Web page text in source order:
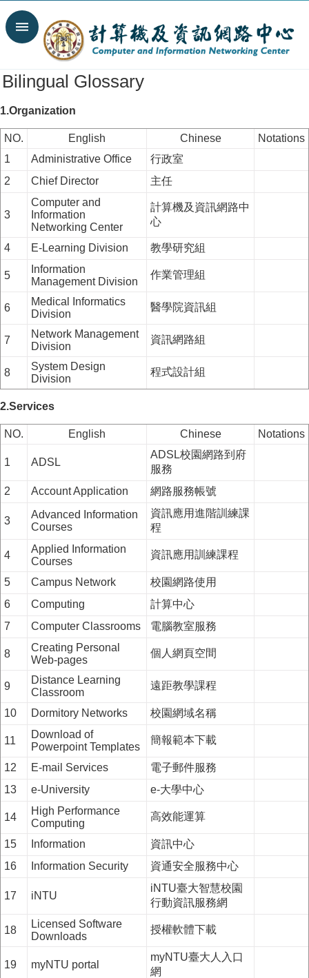
Skip to main content
Search
Advanced
Spotlight
About
C&INC
Organization
Our
Services
Information
security
Contact
Bilingual Glossary
1.Organization
NO. English Chinese
Notations
1
Administrative Office
行政室
2
Chief Director 主任
3
Computer and
Information
Networking Center
計算機及資訊網路中
心
4 E-Learning Division 教學研究組
5
Information
Management Division
作業管理組
6
Medical Informatics
Division
醫學院資訊組
7
Network Management
Division
資訊網路組
8
System Design
Division
程式設計組
2.Services
NO. English Chinese Notations
1 ADSL
ADSL校園網路到府
服務
2
Account Application 網路服務帳號
3
Advanced Information
Courses
資訊應用進階訓練課
程
4
Applied Information
Courses
資訊應用訓練課程
5 Campus Network
校園網路使用
6
Computing
計算中心
7
Computer Classrooms 電腦教室服務
8
Creating Personal
Web-pages
個人網頁空間
9
Distance Learning
Classroom
遠距教學課程
10 Dormitory Networks 校園網域名稱
11
Download of
Powerpoint Templates
簡報範本下載
12 E-mail Services
電子郵件服務
13
e-University e-大學中心
14
High Performance
Computing
高效能運算
15 Information
資訊中心
16
Information Security 資通安全服務中心
17 iNTU
iNTU臺大智慧校園
行動資訊服務網
18
Licensed Software
Downloads
授權軟體下載
19 myNTU portal
myNTU臺大人入口
網